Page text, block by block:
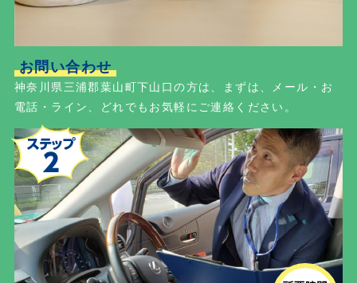
お問い合わせ
神奈川県三浦郡葉山町下山口の方は、まずは、メール・お
電話・ライン、どれでもお気軽にご連絡ください。